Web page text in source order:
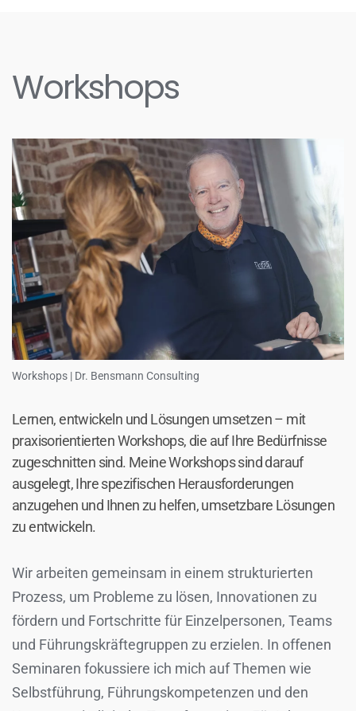
Workshops
Workshops | Dr. Bensmann Consulting
Lernen, entwickeln und Lösungen umsetzen – mit
praxisorientierten Workshops, die auf Ihre Bedürfnisse
zugeschnitten sind. Meine Workshops sind darauf
ausgelegt, Ihre spezifischen Herausforderungen
anzugehen und Ihnen zu helfen, umsetzbare Lösungen
zu entwickeln.
Wir arbeiten gemeinsam in einem strukturierten
Prozess, um Probleme zu lösen, Innovationen zu
fördern und Fortschritte für Einzelpersonen, Teams
und Führungskräftegruppen zu erzielen. In offenen
Seminaren fokussiere ich mich auf Themen wie
Selbstführung, Führungskompetenzen und den